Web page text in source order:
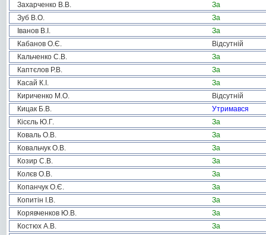
Захарченко В.В.
За
Зуб В.О.
За
Іванов В.І.
За
Кабанов О.Є.
Відсутній
Кальченко С.В.
За
Каптєлов Р.В.
За
Касай К.І.
За
Кириченко М.О.
Відсутній
Кицак Б.В.
Утримався
Кісєль Ю.Г.
За
Коваль О.В.
За
Ковальчук О.В.
За
Козир С.В.
За
Колєв О.В.
За
Копанчук О.Є.
За
Копитін І.В.
За
Корявченков Ю.В.
За
Костюх А.В.
За